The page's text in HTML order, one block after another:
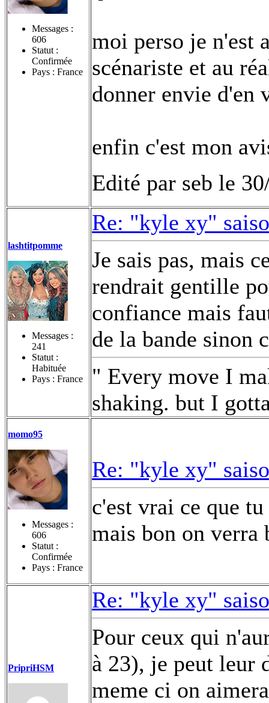
Messages :
606
Statut :
Confirmée
Pays : France
moi perso je n'est
scénariste et au
donner envie d'en
enfin c'est mon
Edité par seb le
lashtitpomme
Messages :
241
Statut :
Habituée
Pays : France
Re: "kyle xy"
Je sais pas, mais
rendrait gentille
confiance mais
de la bande sinon
" Every move I
shaking. but I
momo95
Messages :
606
Statut :
Confirmée
Pays : France
Re: "kyle xy"
c'est vrai ce que
mais bon on verra
PripriHSM
Re: "kyle xy"
Pour ceux qui
à 23), je peut leur
meme ci on